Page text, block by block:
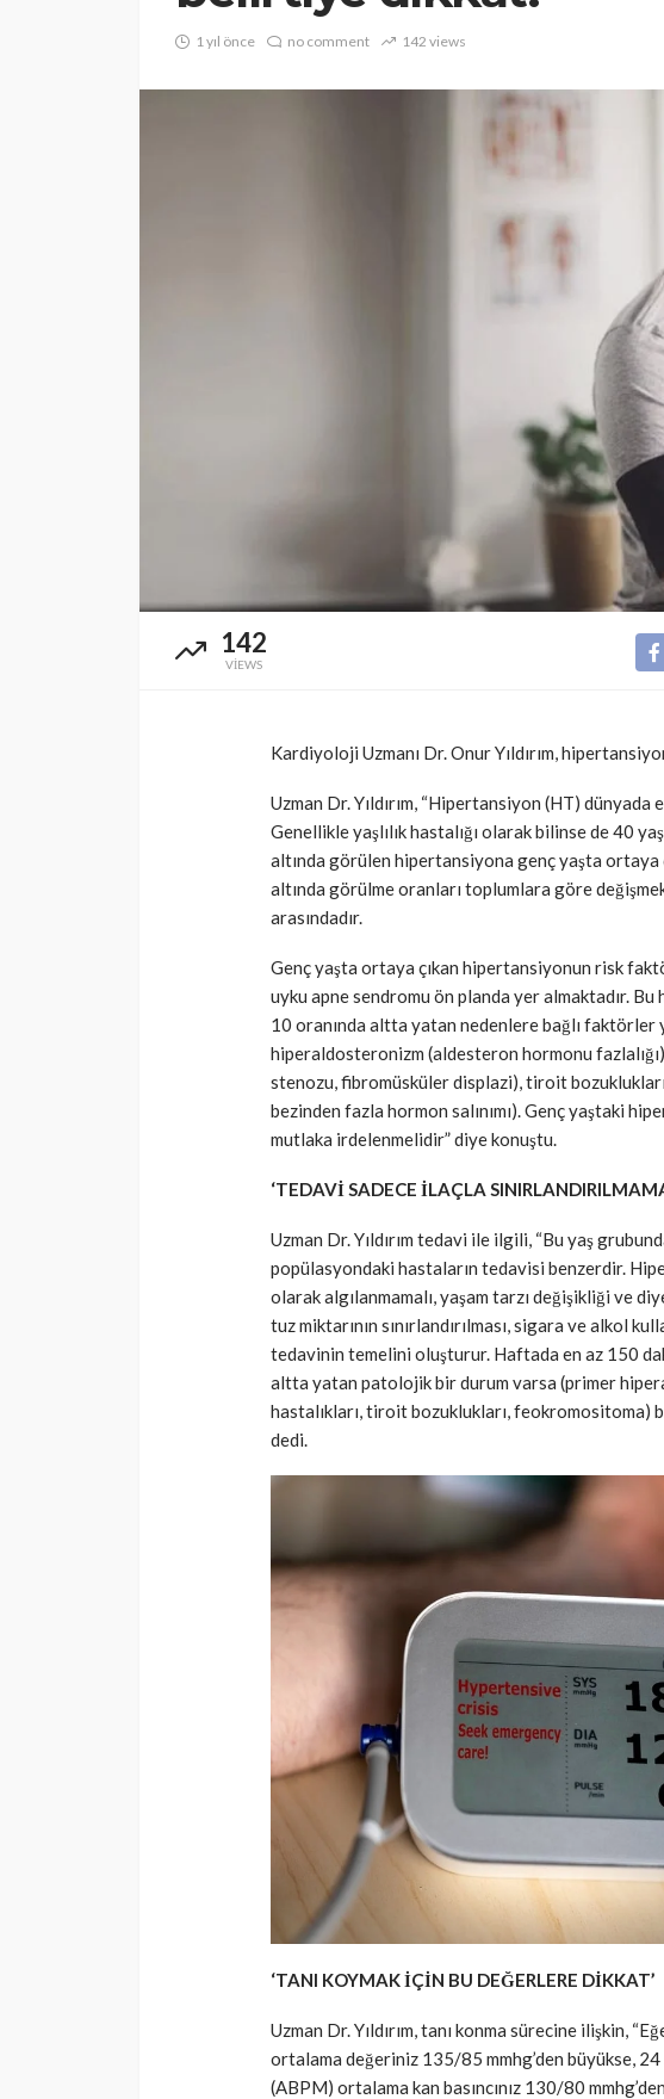
1 yıl önce no comment 142 views
142
VIEWS
Kardiyoloji Uzmanı Dr. Onur Yıldırım,
Uzman Dr. Yıldırım, “Hipertansiyon (HT)
Genellikle yaşlılık hastalığı olarak bilinse de 40
altında görülen hipertansiyona genç yaşta ortaya
altında görülme oranları toplumlara göre
arasındadır.
Genç yaşta ortaya çıkan hipertansiyonun risk
uyku apne sendromu ön planda yer almaktadır.
10 oranında altta yatan nedenlere bağlı faktörler
hiperaldosteronizm (aldesteron hormonu
stenozu, fibromüsküler displazi), tiroit
bezinden fazla hormon salınımı). Genç yaştaki
mutlaka irdelenmelidir” diye konuştu.
‘TEDAVİ SADECE İLAÇLA
Uzman Dr. Yıldırım tedavi ile ilgili, “Bu yaş
popülasyondaki hastaların tedavisi benzerdir.
olarak algılanmamalı, yaşam tarzı değişikliği ve
tuz miktarının sınırlandırılması, sigara ve alkol
tedavinin temelini oluşturur. Haftada en az 150
altta yatan patolojik bir durum varsa (primer
hastalıkları, tiroit bozuklukları, feokromositoma)
dedi.
‘TANI KOYMAK İÇİN BU DEĞERLERE DİKKAT’
Uzman Dr. Yıldırım, tanı konma sürecine ilişkin,
ortalama değeriniz 135/85 mmhg’den büyükse,
(ABPM) ortalama kan basıncınız 130/80